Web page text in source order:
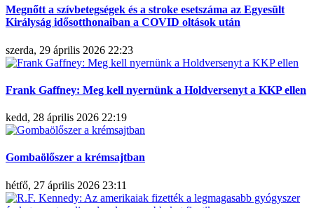
Megnőtt a szívbetegségek és a stroke esetszáma az Egyesült
Királyság idősotthonaiban a COVID oltások után
szerda, 29 április 2026 22:23
Frank Gaffney: Meg kell nyernünk a Holdversenyt a KKP ellen
kedd, 28 április 2026 22:19
Gombaölőszer a krémsajtban
hétfő, 27 április 2026 23:11